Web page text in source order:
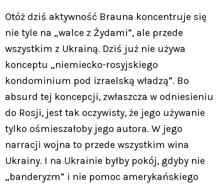
Otóż dziś aktywność Brauna koncentruje się
nie tyle na „walce z Żydami”, ale przede
wszystkim z Ukrainą. Dziś już nie używa
konceptu „niemiecko-rosyjskiego
kondominium pod izraelską władzą”. Bo
absurd tej koncepcji, zwłaszcza w odniesieniu
do Rosji, jest tak oczywisty, że jego używanie
tylko ośmieszałoby jego autora. W jego
narracji wojna to przede wszystkim wina
Ukrainy. I na Ukrainie byłby pokój, gdyby nie
„banderyzm” i nie pomoc amerykańskiego